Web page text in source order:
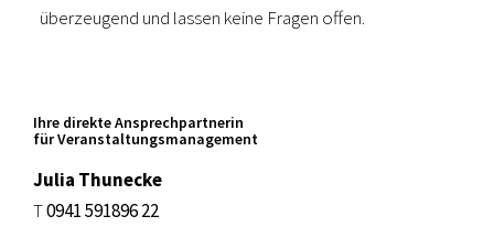
überzeugend und lassen keine Fragen offen.
Ihre direkte Ansprechpartnerin
für Veranstaltungsmanagement
Julia Thunecke
T0941 591896 22